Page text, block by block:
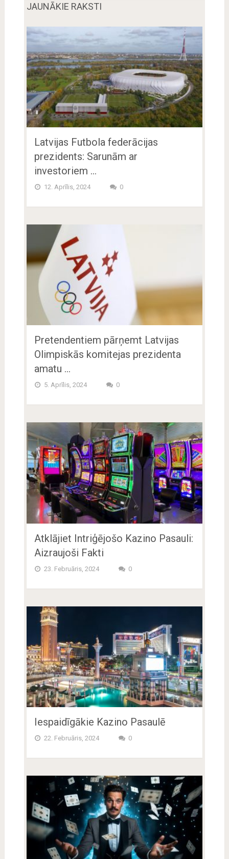
JAUNĀKIE RAKSTI
Latvijas Futbola federācijas
prezidents: Sarunām ar
investoriem …
12. Aprīlis, 2024 0
Pretendentiem pārņemt Latvijas
Olimpiskās komitejas prezidenta
amatu …
5. Aprīlis, 2024 0
Atklājiet Intriģējošo Kazino Pasauli:
Aizraujoši Fakti
23. Februāris, 2024 0
Iespaidīgākie Kazino Pasaulē
22. Februāris, 2024 0